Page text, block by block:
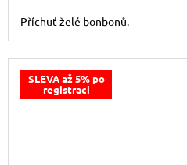
Příchuť želé bonbonů.
SLEVA až 5% po
registraci